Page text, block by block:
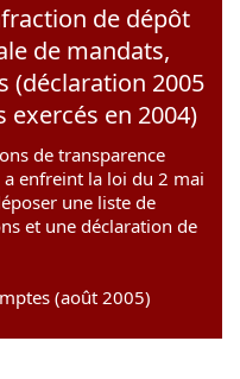
de dépôt
de mandats,
(déclaration 2005
en 2004)
de transparence
enfreint la loi du 2 mai
une liste de
et une déclaration de
(août 2005)